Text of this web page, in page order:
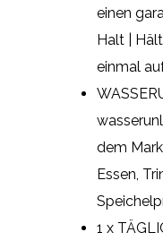
einen
Halt |
einmal
dem
Essen,
1 x